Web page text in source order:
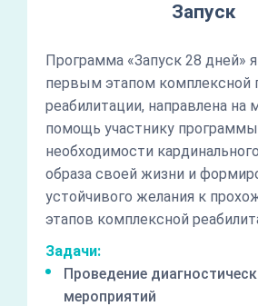
Запуск
Программа «Запуск 28 дней»
первым этапом комплексной
реабилитации, направлена на
помощь участнику
необходимости
образа своей жизни и
устойчивого желания к
этапов комплексной
Задачи:
Проведение
мероприятий